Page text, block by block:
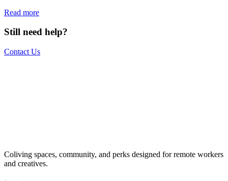
Read more
Still need help?
Contact Us
equipped with everything you need to be comfortable and
productive.
Coliving spaces, community, and perks designed for remote workers
and creatives.